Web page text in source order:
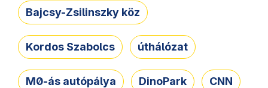
Bajcsy-Zsilinszky köz
Kordos Szabolcs úthálózat
M0-ás autópálya DinoPark CNN